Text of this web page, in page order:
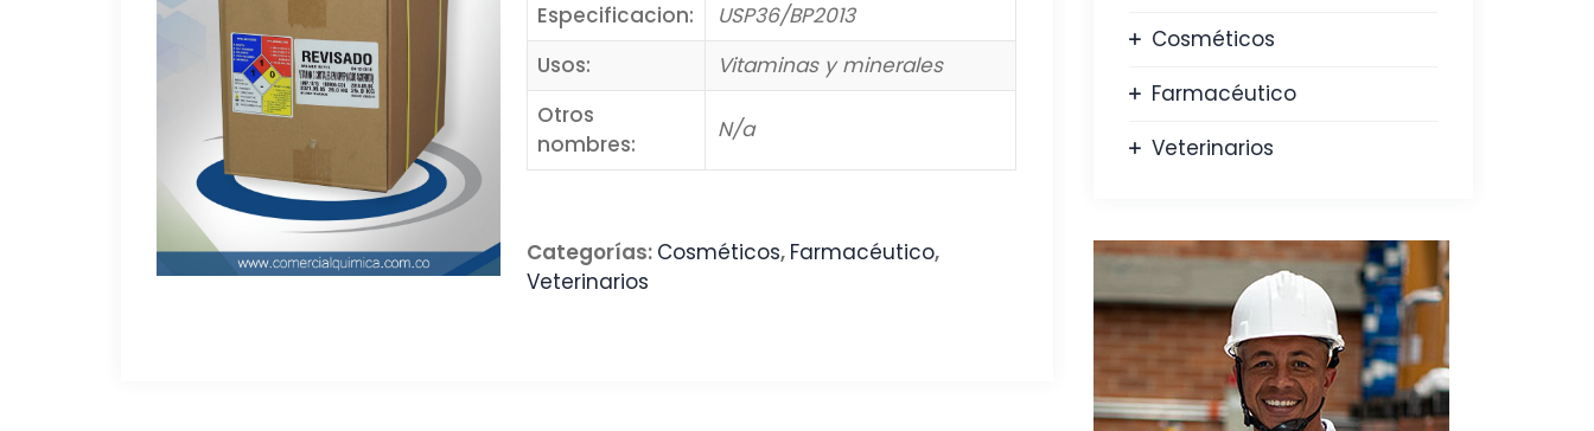
Especificacion:
USP36/BP2013
Usos:
Vitaminas y minerales
Otros
nombres:
N/a
Categorías: Cosméticos, Farmacéutico,
Veterinarios
Cosméticos
Farmacéutico
Veterinarios